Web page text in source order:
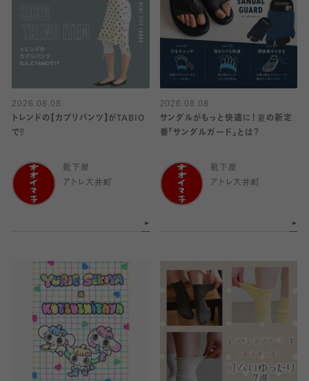
2026.08.08
トレンドの【カプリパンツ】がTABIO
で⁉︎
靴下屋
アトレ大井町
2026.08.08
サンダルがもっと快適に！夏の新定
番「サンダルガード」とは？
靴下屋
アトレ大井町